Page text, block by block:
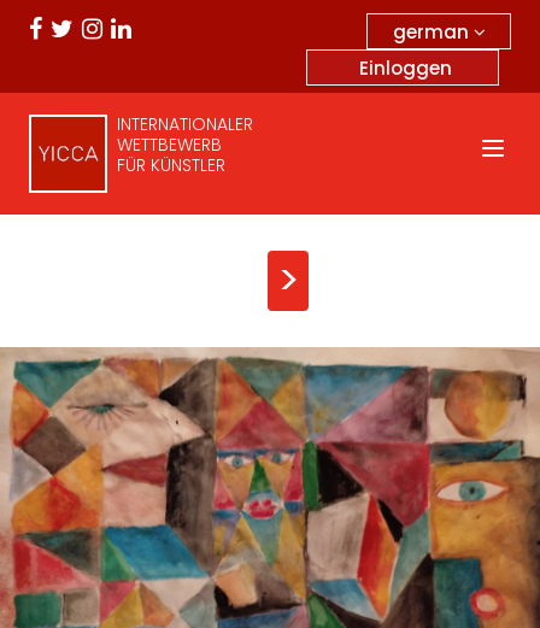
german
Einloggen
INTERNATIONALER
WETTBEWERB
FÜR KÜNSTLER
>